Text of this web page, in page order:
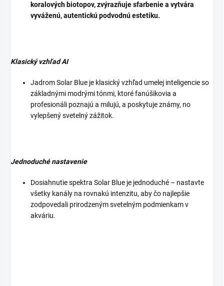
koralových biotopov, zvýrazňuje sfarbenie a vytvára
vyváženú, autentickú podvodnú estetiku.
Klasický vzhľad AI
Jadrom Solar Blue je klasický vzhľad umelej inteligencie so
základnými modrými tónmi, ktoré fanúšikovia a
profesionáli poznajú a milujú, a poskytuje známy, no
vylepšený svetelný zážitok.
Jednoduché nastavenie
Dosiahnutie spektra Solar Blue je jednoduché – nastavte
všetky kanály na rovnakú intenzitu, aby čo najlepšie
zodpovedali prirodzeným svetelným podmienkam v
akváriu.